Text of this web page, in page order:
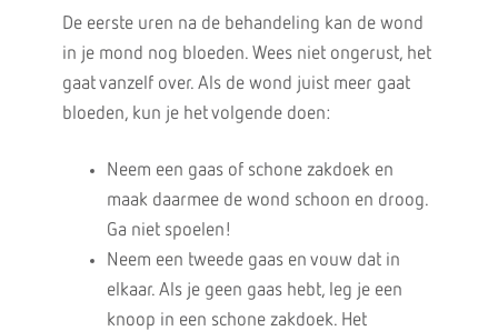
De eerste uren na de behandeling kan de wond
in je mond nog bloeden. Wees niet ongerust, het
gaat vanzelf over. Als de wond juist meer gaat
bloeden, kun je het volgende doen:
Neem een gaas of schone zakdoek en
maak daarmee de wond schoon en droog.
Ga niet spoelen!
Neem een tweede gaas en vouw dat in
elkaar. Als je geen gaas hebt, leg je een
knoop in een schone zakdoek. Het